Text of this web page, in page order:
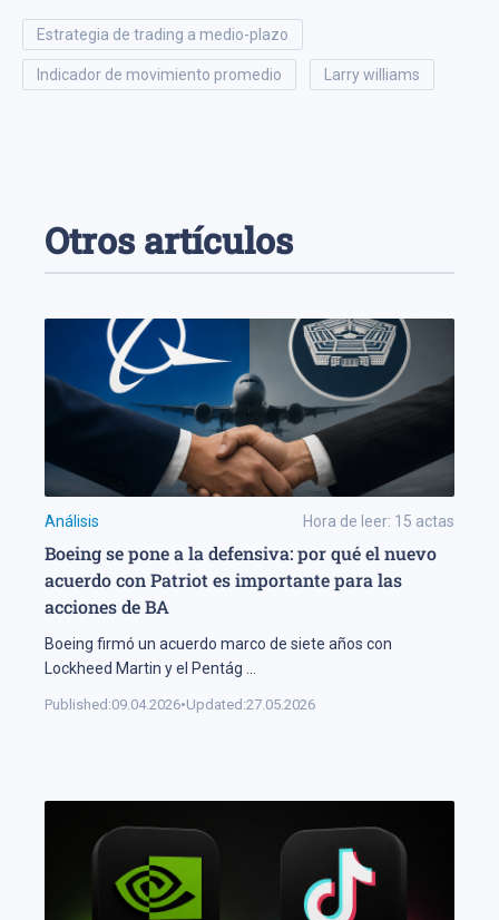
estrategia de trading a medio-plazo
indicador de movimiento promedio larry williams
Otros artículos
Análisis Hora de leer: 15 actas
Boeing se pone a la defensiva: por qué el nuevo
acuerdo con Patriot es importante para las
acciones de BA
Boeing firmó un acuerdo marco de siete años con
Lockheed Martin y el Pentág
Published:09.04.2026•Updated:27.05.2026